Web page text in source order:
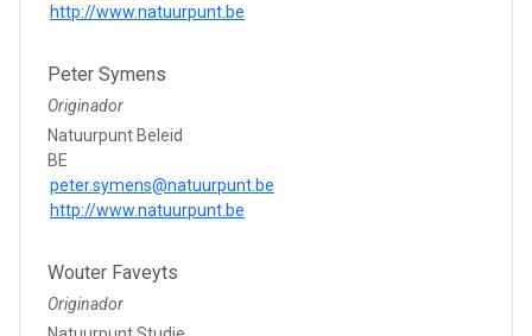
http://www.natuurpunt.be
Peter Symens
Originador
Natuurpunt Beleid
BE
peter.symens@natuurpunt.be
http://www.natuurpunt.be
Wouter Faveyts
Originador